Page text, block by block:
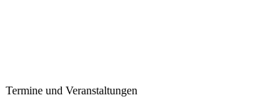
Termine und Veranstaltungen